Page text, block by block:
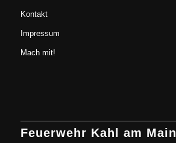
Kontakt
Impressum
Mach mit!
Feuerwehr Kahl am Main